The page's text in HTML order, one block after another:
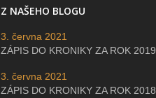
Z NAŠEHO BLOGU
ZÁPIS DO KRONIKY ZA ROK 2019
3. června 2021
ZÁPIS DO KRONIKY ZA ROK 2018
3. června 2021